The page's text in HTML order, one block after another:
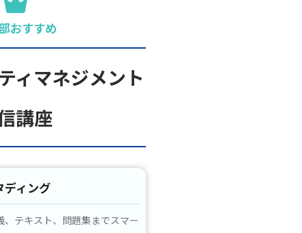
おすすめ
ィマネジメント
講座
ディング
、テキスト、問題集までスマー